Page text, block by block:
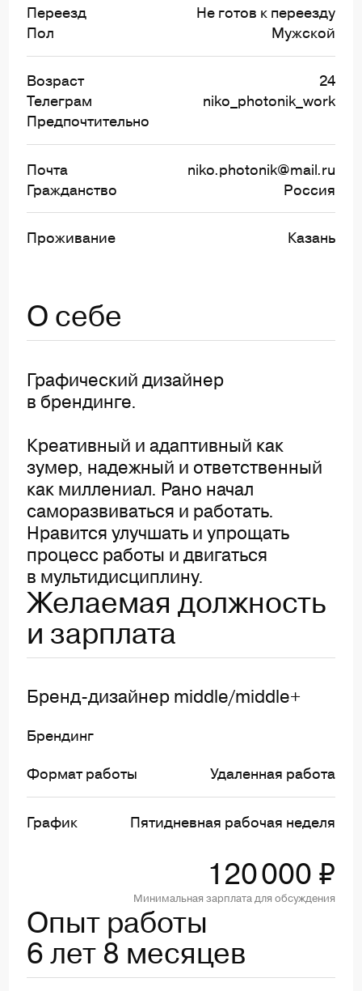
Пол Мужской
Возраст
24
Телеграм
Предпочтительно
niko_photonik_work
Почта
niko.photonik@mail.ru
Гражданство
Россия
Проживание Казань
Переезд Не готов к переезду
О себе
Графический дизайнер
в брендинге.
Креативный и адаптивный как
зумер, надежный и ответственный
как миллениал. Рано начал
саморазвиваться и работать.
Нравится улучшать и упрощать
процесс работы и двигаться
в мультидисциплину.
Желаемая должность
и зарплата
Бренд-дизайнер middle/middle+
120 000 ₽
Минимальная зарплата для обсуждения
Брендинг
Формат работы
Удаленная работа
График Пятидневная рабочая неделя
Опыт работы
6 лет 8 месяцев